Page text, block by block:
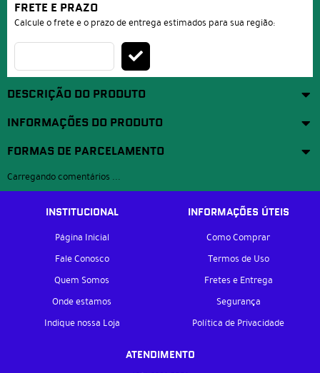
FRETE E PRAZO
Calcule o frete e o prazo de entrega estimados para sua região:
DESCRIÇÃO DO PRODUTO
INFORMAÇÕES DO PRODUTO
FORMAS DE PARCELAMENTO
Carregando comentários ...
INSTITUCIONAL
Página Inicial
Fale Conosco
Quem Somos
Onde estamos
Indique nossa Loja
INFORMAÇÕES ÚTEIS
Como Comprar
Termos de Uso
Fretes e Entrega
Segurança
Política de Privacidade
ATENDIMENTO